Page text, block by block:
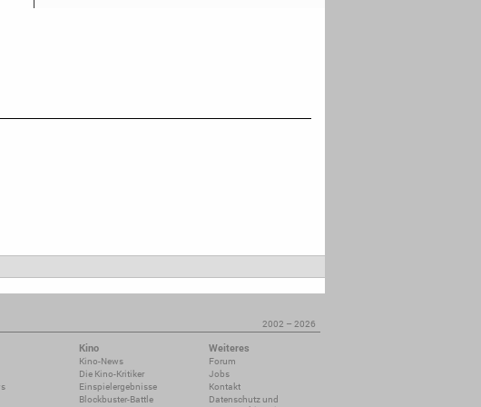
2002 – 2026
Kino
Kino-News
Die Kino-Kritiker
Einspielergebnisse
Blockbuster-Battle
Weiteres
Forum
Jobs
Kontakt
Datenschutz und